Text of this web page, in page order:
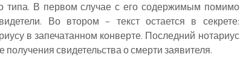
типа. В первом случае с его содержимым помимо
Во втором – текст остается в секрете:
в запечатанном конверте. Последний нотариус
свидетельства о смерти заявителя.